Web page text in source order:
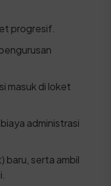
progresif.
masuk di loket
administrasi
baru, serta ambil